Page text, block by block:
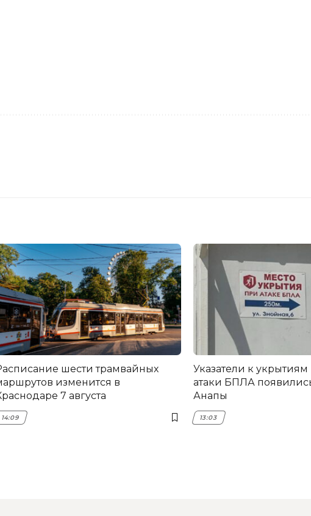
шести трамвайных
изменится в
7 августа
14:09
Указатели к укрытиям
атаки БПЛА
Анапы
13:03